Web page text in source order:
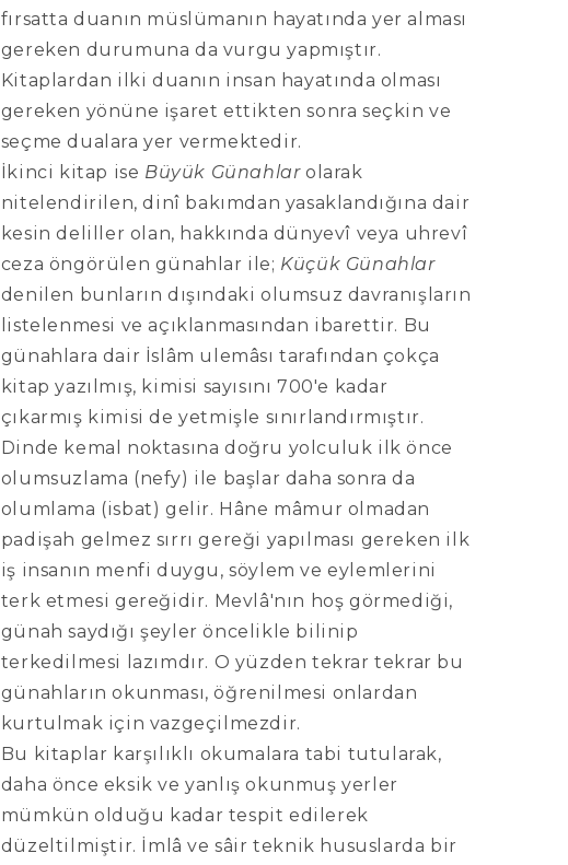
fırsatta duanın müslümanın hayatında yer alması
gereken durumuna da vurgu yapmıştır.
Kitaplardan ilki duanın insan hayatında olması
gereken yönüne işaret ettikten sonra seçkin ve
seçme dualara yer vermektedir.
İkinci kitap ise Büyük Günahlarolarak
nitelendirilen, dinî bakımdan yasaklandığına dair
kesin deliller olan, hakkında dünyevî veya uhrevî
ceza öngörülen günahlar ile; Küçük Günahlar
denilen bunların dışındaki olumsuz davranışların
listelenmesi ve açıklanmasından ibarettir. Bu
günahlara dair İslâm ulemâsı tarafından çokça
kitap yazılmış, kimisi sayısını 700'e kadar
çıkarmış kimisi de yetmişle sınırlandırmıştır.
Dinde kemal noktasına doğru yolculuk ilk önce
olumsuzlama (nefy) ile başlar daha sonra da
olumlama (isbat) gelir. Hâne mâmur olmadan
padişah gelmez sırrı gereği yapılması gereken ilk
iş insanın menfi duygu, söylem ve eylemlerini
terk etmesi gereğidir. Mevlâ'nın hoş görmediği,
günah saydığı şeyler öncelikle bilinip
terkedilmesi lazımdır. O yüzden tekrar tekrar bu
günahların okunması, öğrenilmesi onlardan
kurtulmak için vazgeçilmezdir.
Bu kitaplar karşılıklı okumalara tabi tutularak,
daha önce eksik ve yanlış okunmuş yerler
mümkün olduğu kadar tespit edilerek
düzeltilmiştir. İmlâ ve sâir teknik hususlarda bir